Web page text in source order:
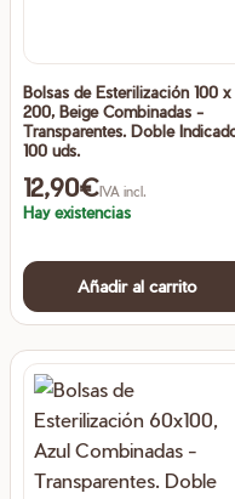
Bolsas de Esterilización 100 x
200, Beige Combinadas -
Transparentes. Doble Indicador,
100 uds.
12,90€IVA incl.
Hay existencias
Añadir al carrito